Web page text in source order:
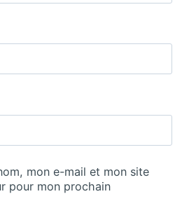
mon e-mail et mon site
pour mon prochain